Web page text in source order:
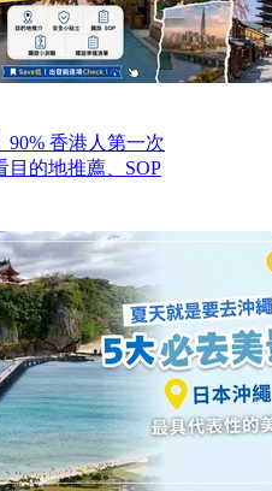
90% 香港人第一次
目的地推薦、SOP